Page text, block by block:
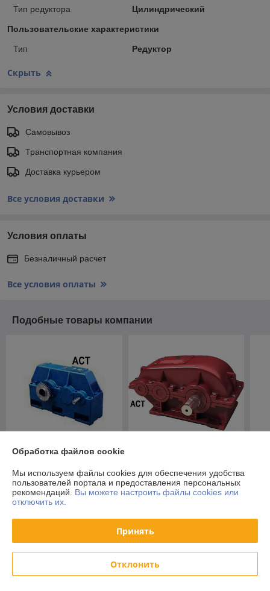
Тип редуктора
Цилиндрический
Пользовательские характеристики
Тип Редуктор
Скрыть
Условия доставки
Самовывоз
Транспортная компания
Доставка курьером
Все условия доставки
Условия оплаты
Безналичный расчет
Все условия оплаты
Подобные товары компании
крановый
двухступенчатый
горизонтальный)
Цену уточняйте
крановый
горизонтальный
двухступенчатый)
Цену уточняйте
Рейтинг не сформирован
Менее 5 отзывов за последний год
Обработка файлов cookie
Мы используем файлы cookies для обеспечения удобства
пользователей портала и предоставления персональных
рекомендаций. Вы можете настроить файлы cookies или
отключить их.
Принять
Отклонить